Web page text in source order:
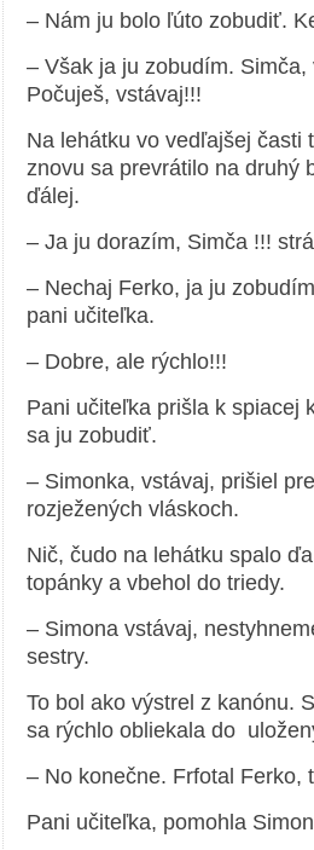
– Nám ju bolo ľúto zobudiť.
– Však ja ju zobudím.
Počuješ, vstávaj!!!
Na lehátku vo vedľajšej časti
znovu sa prevrátilo na druhý
ďálej.
– Ja ju dorazím, Simča !!!
– Nechaj Ferko, ja ju
pani učiteľka.
– Dobre, ale rýchlo!!!
Pani učiteľka prišla k spiacej
sa ju zobudiť.
– Simonka, vstávaj, prišiel
rozježených vláskoch.
Nič, čudo na lehátku spalo
topánky a vbehol do triedy.
– Simona vstávaj,
sestry.
To bol ako výstrel z kanónu.
sa rýchlo obliekala do
– No konečne. Frfotal Ferko,
Pani učiteľka, pomohla